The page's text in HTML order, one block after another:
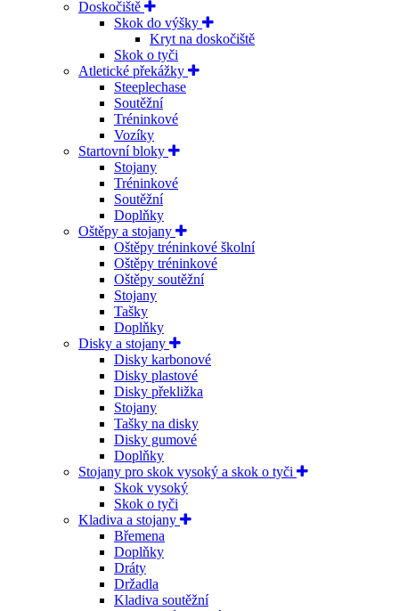
Doskočiště
Skok do výšky
Kryt na doskočiště
Skok o tyči
Atletické překážky
Steeplechase
Soutěžní
Tréninkové
Vozíky
Startovní bloky
Stojany
Tréninkové
Soutěžní
Doplňky
Oštěpy a stojany
Oštěpy tréninkové školní
Oštěpy tréninkové
Oštěpy soutěžní
Stojany
Tašky
Doplňky
Disky a stojany
Disky karbonové
Disky plastové
Disky překližka
Stojany
Tašky na disky
Disky gumové
Doplňky
Stojany pro skok vysoký a skok o tyči
Skok vysoký
Skok o tyči
Kladiva a stojany
Břemena
Doplňky
Dráty
Držadla
Kladiva soutěžní